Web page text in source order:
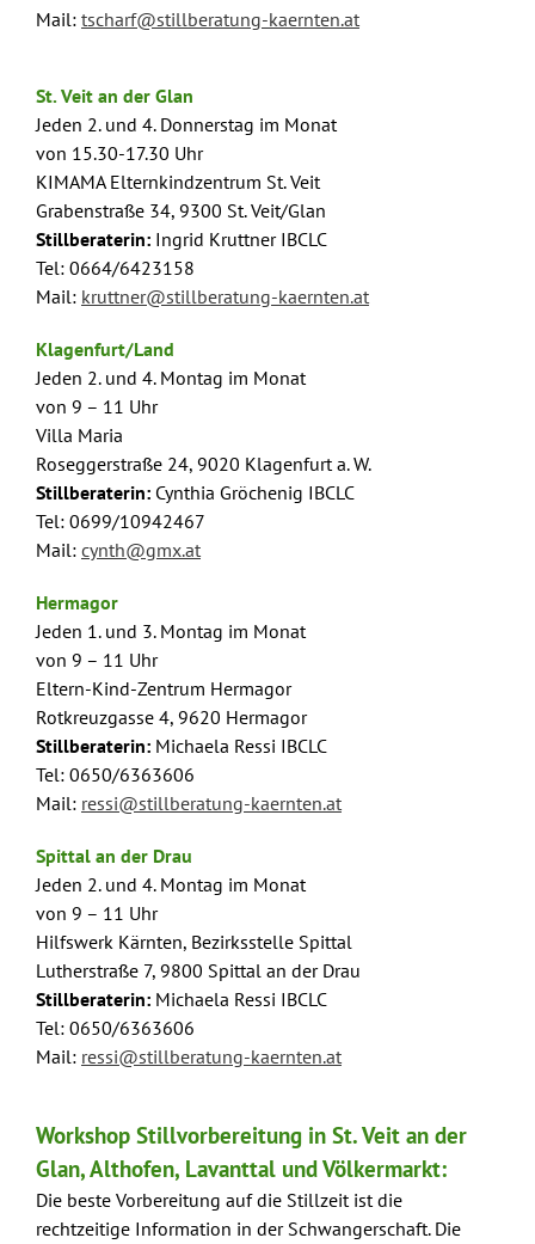
Mail: tscharf@stillberatung-kaernten.at
St. Veit an der Glan
Jeden 2. und 4. Donnerstag im Monat
von 15.30-17.30 Uhr
KIMAMA Elternkindzentrum St. Veit
Grabenstraße 34, 9300 St. Veit/Glan
Stillberaterin: Ingrid Kruttner IBCLC
Tel: 0664/6423158
Mail: kruttner@stillberatung-kaernten.at
Klagenfurt/Land
Jeden 2. und 4. Montag im Monat
von 9 – 11 Uhr
Villa Maria
Roseggerstraße 24, 9020 Klagenfurt a. W.
Stillberaterin: Cynthia Gröchenig IBCLC
Tel: 0699/10942467
Mail: cynth@gmx.at
Hermagor
Jeden 1. und 3. Montag im Monat
von 9 – 11 Uhr
Eltern-Kind-Zentrum Hermagor
Rotkreuzgasse 4, 9620 Hermagor
Stillberaterin: Michaela Ressi IBCLC
Tel: 0650/6363606
Mail: ressi@stillberatung-kaernten.at
Spittal an der Drau
Jeden 2. und 4. Montag im Monat
von 9 – 11 Uhr
Hilfswerk Kärnten, Bezirksstelle Spittal
Lutherstraße 7, 9800 Spittal an der Drau
Stillberaterin: Michaela Ressi IBCLC
Tel: 0650/6363606
Mail: ressi@stillberatung-kaernten.at
Workshop Stillvorbereitung in St. Veit an der
Glan, Althofen, Lavanttal und Völkermarkt:
Die beste Vorbereitung auf die Stillzeit ist die
rechtzeitige Information in der Schwangerschaft. Die